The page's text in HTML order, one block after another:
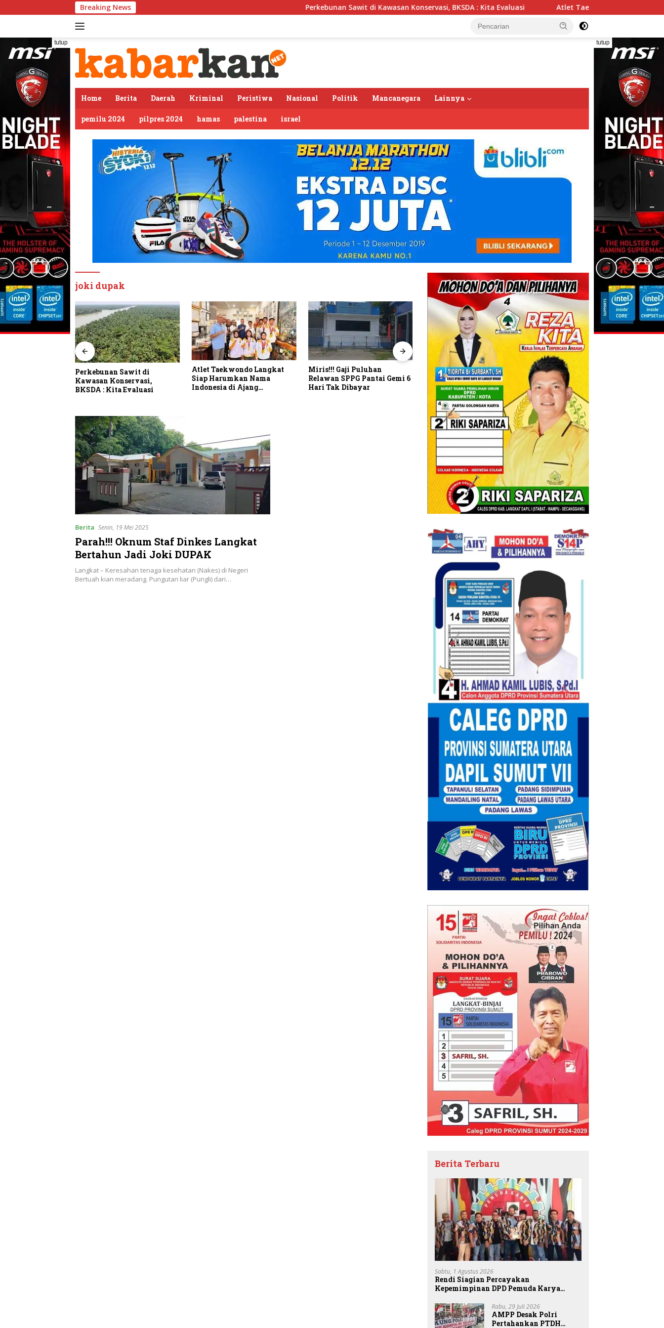
ke
Breaking News Perkebunan Sawit di Kawasan Konservasi, BKSDA : Kita Evaluasi Atlet Taekwondo Langkat Siap Harumkan Nama
tutup tutup
Home Berita Daerah Kriminal Peristiwa Nasional Politik Mancanegara Lainnya
pemilu 2024 pilpres 2024 hamas palestina israel
joki dupak
Atlet Taekwondo Langkat
Siap Harumkan Nama
Indonesia di Ajang
Miris!!! Gaji Puluhan
Relawan SPPG Pantai Gemi 6
Hari Tak Dibayar
Rendi Siagian Percayakan
Kepemimpinan DPD Pemuda
Karya Nasional Kota Medan
Direktur RSU Tanjung
Selamat Bungkam Soal Hak
PKWT
Perkebunan Sawit di
Kawasan Konservasi,
BKSDA: Itu Ilegal
Berita Senin, 19 Mei 2025
Parah!!! Oknum Staf Dinkes Langkat
Bertahun Jadi Joki DUPAK
Langkat – Keresahan tenaga kesehatan (Nakes) di Negeri
Bertuah kian meradang. Pungutan liar (Pungli) dari…
Berita Terbaru
Sabtu, 1 Agustus 2026
Rendi Siagian Percayakan
Kepemimpinan DPD Pemuda Karya
Sembiring
Rabu, 29 Juli 2026
AMPP Desak Polri
Pertahankan PTDH